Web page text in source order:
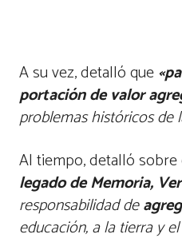
A su vez, detalló que
portación de valor
problemas históricos de
Al tiempo, detalló
legado de Memoria,
responsabilidad de
educación, a la tierra y